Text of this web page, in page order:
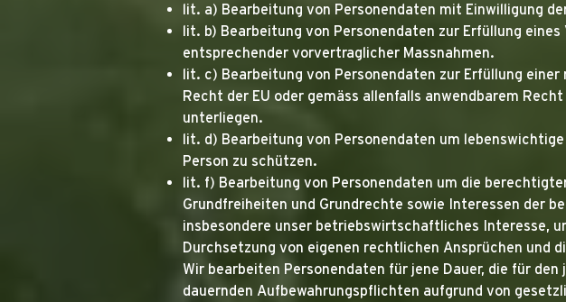
lit. a) Bearbeitung von Personendaten mit Einwilligung
lit. b) Bearbeitung von Personendaten zur Erfüllung
entsprechender vorvertraglicher Massnahmen.
lit. c) Bearbeitung von Personendaten zur Erfüllung
Recht der EU oder gemäss allenfalls anwendbarem
unterliegen.
lit. d) Bearbeitung von Personendaten um
Person zu schützen.
lit. f) Bearbeitung von Personendaten um die
Grundfreiheiten und Grundrechte sowie Interessen der
insbesondere unser betriebswirtschaftliches Interesse,
Durchsetzung von eigenen rechtlichen Ansprüchen und
Wir bearbeiten Personendaten für jene Dauer, die für
dauernden Aufbewahrungspflichten aufgrund von